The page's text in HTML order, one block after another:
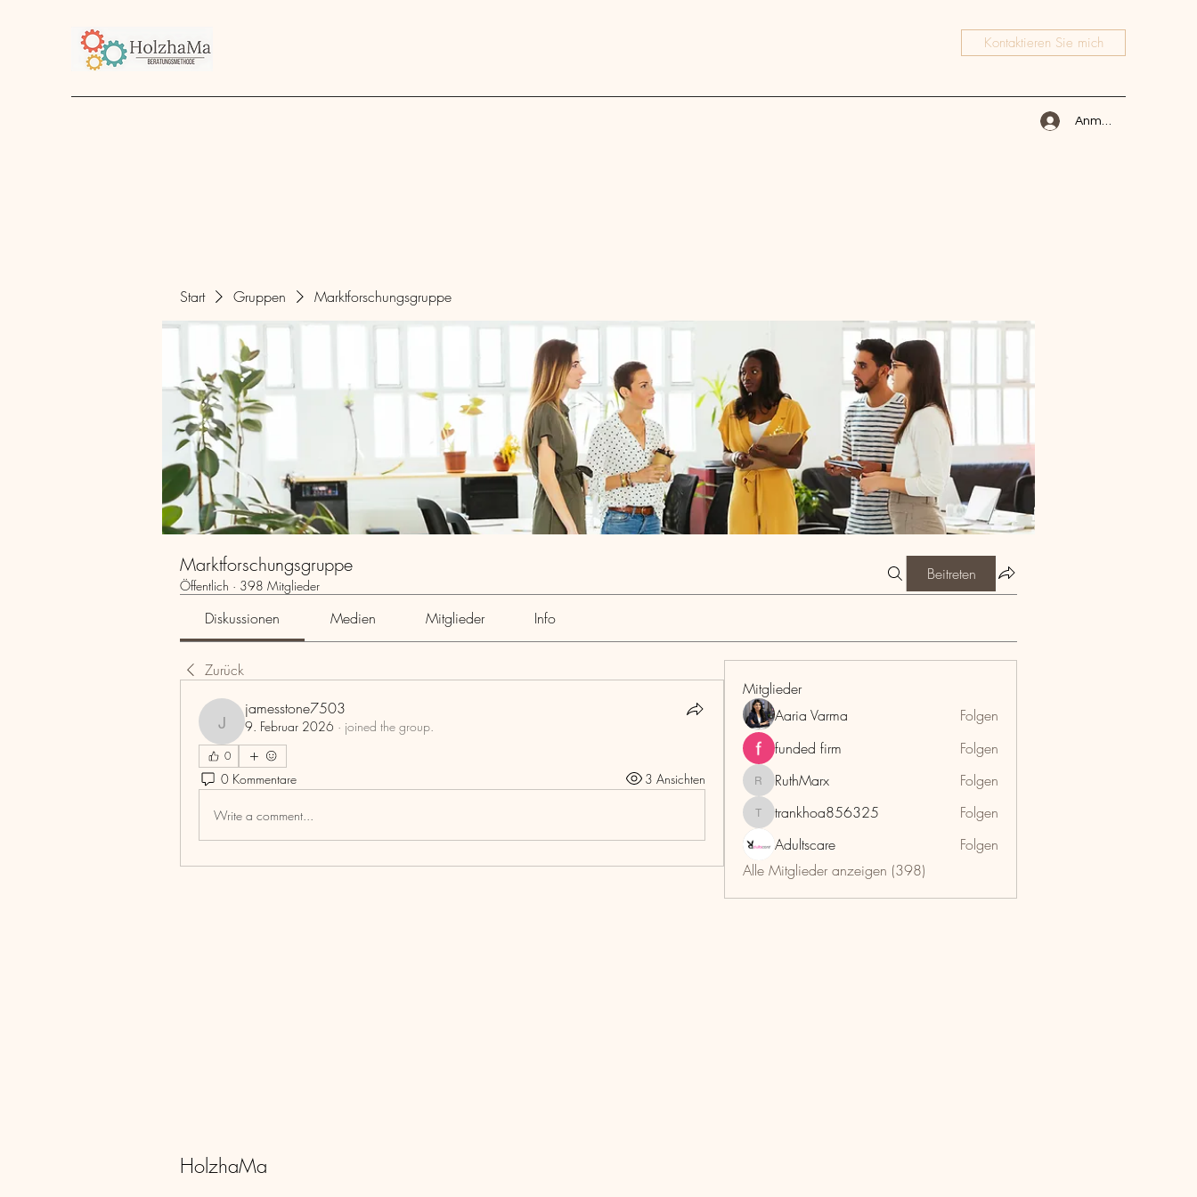
Kontaktieren Sie mich
Anmelden
Start Gruppen Marktforschungsgruppe
Marktforschungsgruppe
Öffentlich · 398 Mitglieder
Beitreten
Diskussionen Medien Mitglieder Info
Zurück
jamesstone7503
jamesstone7503
9. Februar 2026 · joined the group.
0
0 Kommentare 3 Ansichten
Write a comment...
Mitglieder
Aaria Varma
Folgen
funded firm
Folgen
RuthMarx
RuthMarx Folgen
trankhoa856325
trankhoa856325
Folgen
Adultscare
Folgen
Alle Mitglieder anzeigen (398)
HolzhaMa